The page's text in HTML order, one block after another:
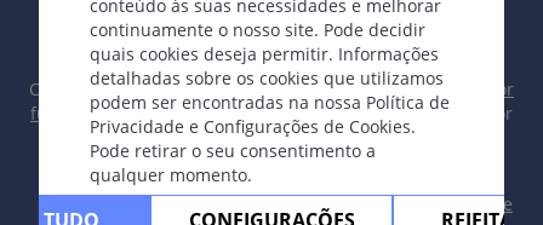
Notas pessoais
Testes
Verdadeiro ou falso?
conteúdo às suas necessidades e melhorar
continuamente o nosso site. Pode decidir
quais cookies deseja permitir. Informações
detalhadas sobre os cookies que utilizamos
podem ser encontradas na nossa Política de
Privacidade e Configurações de Cookies.
Pode retirar o seu consentimento a
qualquer momento.
Copyright © 2003-2026 CYBERDERM Grupo Editorial -
Editor
fundador Guenter Burg, M.D.- Conceito e Coordenação por
Vahid Djamei, Zurique
All rights reserved.
Contacto|Impreso|Apoiado por|Política de